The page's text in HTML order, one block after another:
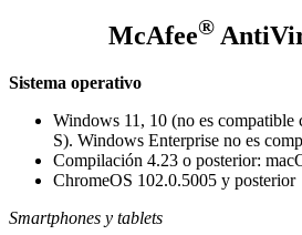
McAfee®
Sistema operativo
Windows 11, 10 (no es
S). Windows Enterprise no es
Compilación 4.23 o posterior:
ChromeOS 102.0.5005 y posterior
Smartphones y tablets